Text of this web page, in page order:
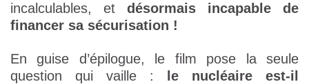
incalculables, et désormais incapable de
financer sa sécurisation !
En guise d’épilogue, le film pose la seule
question qui vaille :
le nucléaire est-il